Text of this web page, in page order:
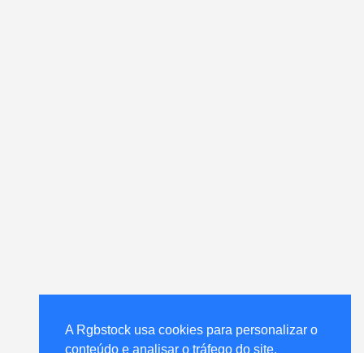
A Rgbstock usa cookies para personalizar o
conteúdo e analisar o tráfego do site.